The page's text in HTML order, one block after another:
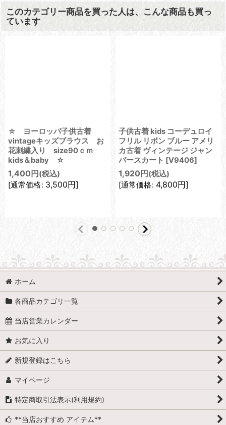
このカテゴリー商品を買った人は、こんな商品も買っ
ています
☆ ヨーロッパ子供古着
vintageキッズブラウス お
花刺繍入り size90ｃｍ
kids＆baby ☆
1,400 円 (税込)
[通常価格: 3,500円]
子供古着 kids コーデュロイ
フリル リボン ブルー アメリ
カ古着 ヴィンテージ ジャン
パースカート [V9406]
1,920 円 (税込)
[通常価格: 4,800円]
ホーム
各商品カテゴリ一覧
当店営業カレンダー
お気に入り
新規登録はこちら
マイページ
特定商取引法表示(利用規約)
**当店おすすめ アイテム**